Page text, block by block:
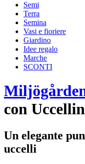
Semi
Terra
Semina
Vasi e fioriere
Giardino
Idee regalo
Marche
SCONTI
con
Un elegante
uccelli